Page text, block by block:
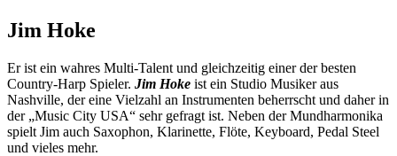
Jim Hoke
Er ist ein wahres Multi-Talent und gleichzeitig einer der besten
Country-Harp Spieler. Jim Hoke ist ein Studio Musiker aus
Nashville, der eine Vielzahl an Instrumenten beherrscht und daher in
der „Music City USA“ sehr gefragt ist. Neben der Mundharmonika
spielt Jim auch Saxophon, Klarinette, Flöte, Keyboard, Pedal Steel
und vieles mehr.